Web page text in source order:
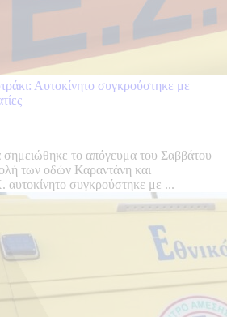
Αυτοκίνητο συγκρούστηκε με
σημειώθηκε το απόγευμα του Σαββάτου
των οδών Καραντάνη και
αυτοκίνητο συγκρούστηκε με ...